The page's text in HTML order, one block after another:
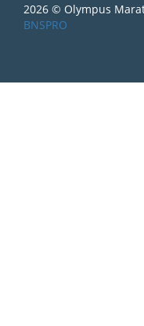
2026 © Olympus
BNSPRO